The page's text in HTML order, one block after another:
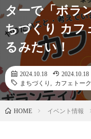
ターで「ボラ
ちづくり カフ
るみたい！
2024.10.18 2024.10.18
まちづくり
カフェトーク
HOME イベント情報